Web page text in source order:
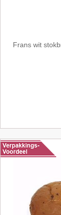
Frans wit